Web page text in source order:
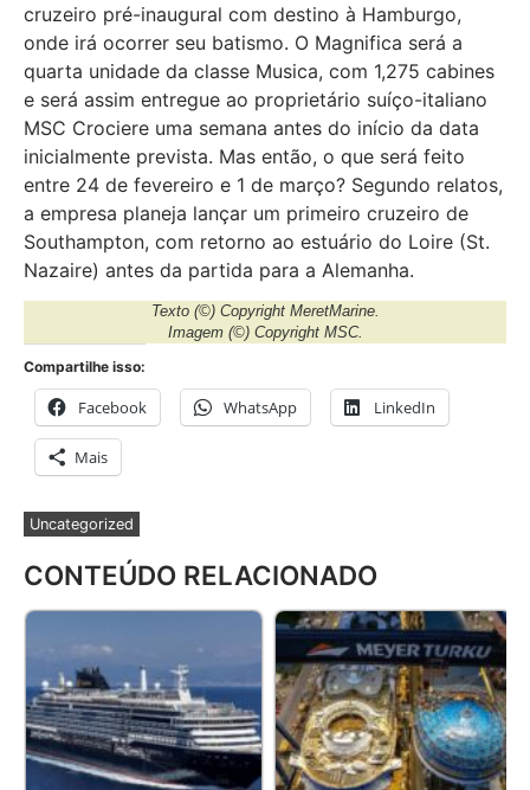
cruzeiro pré-inaugural com destino à Hamburgo,
onde irá ocorrer seu batismo. O Magnifica será a
quarta unidade da classe Musica, com 1,275 cabines
e será assim entregue ao proprietário suíço-italiano
MSC Crociere uma semana antes do início da data
inicialmente prevista. Mas então, o que será feito
entre 24 de fevereiro e 1 de março? Segundo relatos,
a empresa planeja lançar um primeiro cruzeiro de
Southampton, com retorno ao estuário do Loire (St.
Nazaire) antes da partida para a Alemanha.
Texto (©) Copyright MeretMarine.
Imagem (©) Copyright MSC.
Compartilhe isso:
Facebook WhatsApp LinkedIn
Mais
Uncategorized
CONTEÚDO RELACIONADO